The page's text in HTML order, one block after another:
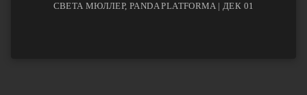
СВЕТА МЮЛЛЕР, PANDA PLATFORMA | ДЕК 01